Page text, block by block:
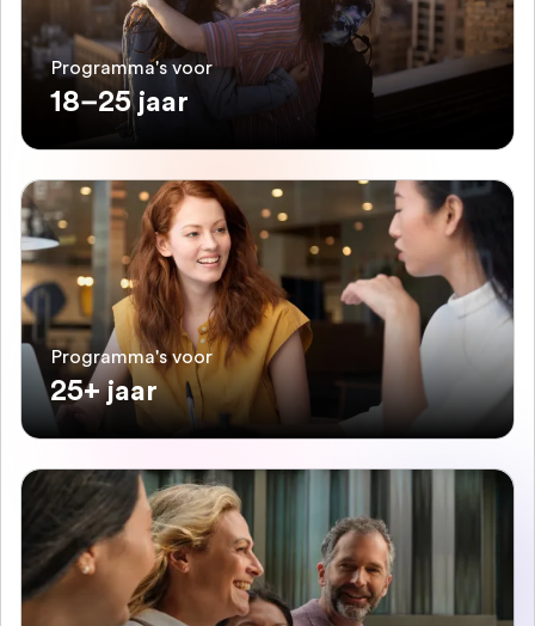
Programma's voor
18–25 jaar
Programma's voor
25+ jaar